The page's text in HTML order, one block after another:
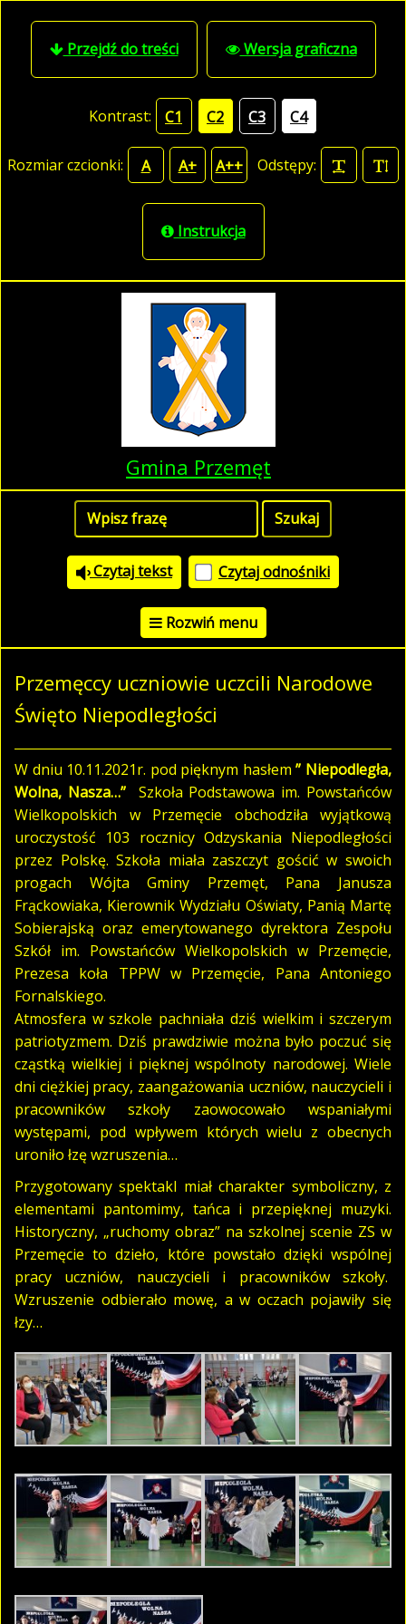
Przejdź do treści Wersja graficzna
Kontrast: C1 C2 C3 C4
Rozmiar czcionki: A A+ A++ Odstępy:
Instrukcja
Gmina Przemęt
Czytaj tekst Czytaj odnośniki
Rozwiń menu
Przemęccy uczniowie uczcili Narodowe
Święto Niepodległości
W dniu 10.11.2021r. pod pięknym hasłem” Niepodległa,
Wolna, Nasza…” Szkoła Podstawowa im. Powstańców
Wielkopolskich w Przemęcie obchodziła wyjątkową
uroczystość 103 rocznicy Odzyskania Niepodległości
przez Polskę. Szkoła miała zaszczyt gościć w swoich
progach Wójta Gminy Przemęt, Pana Janusza
Frąckowiaka, Kierownik Wydziału Oświaty, Panią Martę
Sobierajską oraz emerytowanego dyrektora Zespołu
Szkół im. Powstańców Wielkopolskich w Przemęcie,
Prezesa koła TPPW w Przemęcie, Pana Antoniego
Fornalskiego.
Atmosfera w szkole pachniała dziś wielkim i szczerym
patriotyzmem. Dziś prawdziwie można było poczuć się
cząstką wielkiej i pięknej wspólnoty narodowej. Wiele
dni ciężkiej pracy, zaangażowania uczniów, nauczycieli i
pracowników szkoły zaowocowało wspaniałymi
występami, pod wpływem których wielu z obecnych
uroniło łzę wzruszenia…
Przygotowany spektakl miał charakter symboliczny, z
elementami pantomimy, tańca i przepięknej muzyki.
Historyczny, „ruchomy obraz” na szkolnej scenie ZS w
Przemęcie to dzieło, które powstało dzięki wspólnej
pracy uczniów, nauczycieli i pracowników szkoły.
Wzruszenie odbierało mowę, a w oczach pojawiły się
łzy…